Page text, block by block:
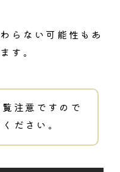
らない可能性もあ
す。
注意ですので
ださい。